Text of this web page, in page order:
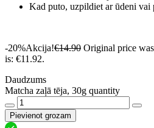
Kad puto, uzpildiet ar ūdeni vai
-20%Akcija!€14.90 Original price
is: €11.92.
Daudzums
Matcha zaļā tēja, 30g quantity
Pievienot grozam